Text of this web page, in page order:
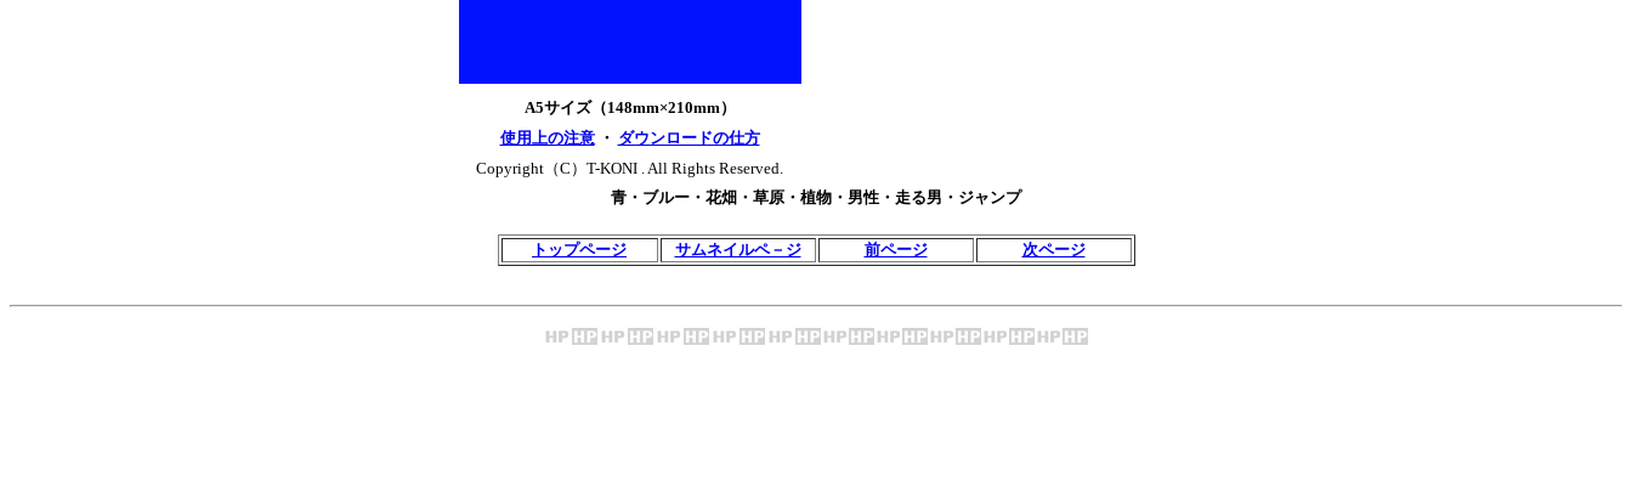
A5サイズ（148mm×210mm）
使用上の注意・ ダウンロードの仕方
Copyright（C）T-KONI . All Rights Reserved.
青・ブルー・花畑・草原・植物・男性・走る男・ジャンプ
トップページ サムネイルペ－ジ 前ページ 次ページ